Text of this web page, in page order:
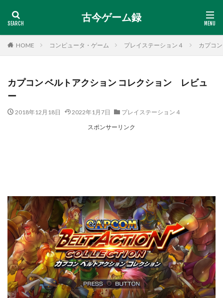
古今ゲーム録
HOME コンピュータ・ゲーム プレイステーション４ カプコ
カプコン ベルトアクション コレクション レビュ
ー
2018年12月18日 2022年1月7日
プレイステーション４
スポンサーリンク